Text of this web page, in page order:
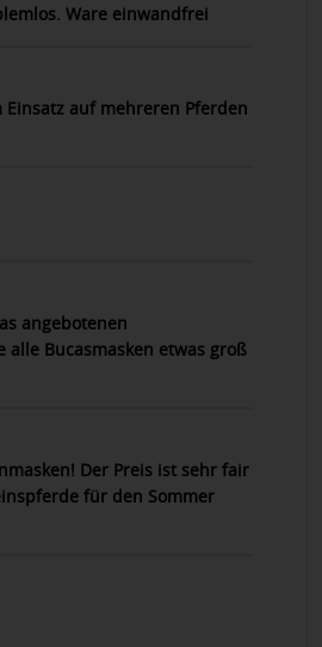
Ware einwandfrei
auf mehreren Pferden
angebotenen
alle Bucasmasken etwas groß
Der Preis ist sehr fair
für den Sommer